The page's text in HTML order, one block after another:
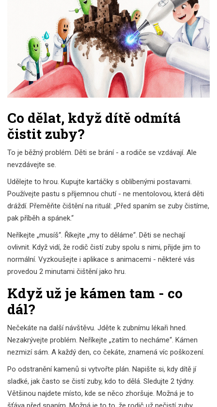
Co dělat, když dítě odmítá
čistit zuby?
To je běžný problém. Děti se brání - a rodiče se vzdávají. Ale
nevzdávejte se.
Udělejte to hrou. Kupujte kartáčky s oblíbenými postavami.
Používejte pastu s příjemnou chutí - ne mentolovou, která děti
dráždí. Přeměňte čištění na rituál: „Před spaním se zuby čistíme,
pak příběh a spánek.“
Neříkejte „musíš“. Říkejte „my to děláme“. Děti se nechají
ovlivnit. Když vidí, že rodič čistí zuby spolu s nimi, přijde jim to
normální. Vyzkoušejte i aplikace s animacemi - některé vás
provedou 2 minutami čištění jako hru.
Když už je kámen tam - co
dál?
Nečekáte na další návštěvu. Jděte k zubnímu lékaři hned.
Nezakrývejte problém. Neříkejte „zatím to necháme“. Kámen
nezmizí sám. A každý den, co čekáte, znamená víc poškození.
Po odstranění kamenů si vytvořte plán. Napište si, kdy dítě jí
sladké, jak často se čistí zuby, kdo to dělá. Sledujte 2 týdny.
Většinou najdete místo, kde se něco zhoršuje. Možná je to